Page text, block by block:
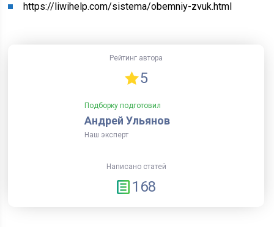
https://liwihelp.com/sistema/obemniy-zvuk.html
Рейтинг автора
5
Подборку подготовил
Андрей Ульянов
Наш эксперт
Написано статей
168